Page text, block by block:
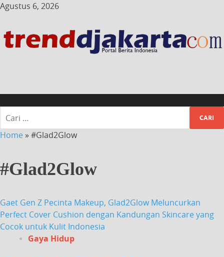
Agustus 6, 2026
Home »#Glad2Glow
#Glad2Glow
Gaet Gen Z Pecinta Makeup, Glad2Glow Meluncurkan
Perfect Cover Cushion dengan Kandungan Skincare yang
Cocok untuk Kulit Indonesia
Gaya Hidup